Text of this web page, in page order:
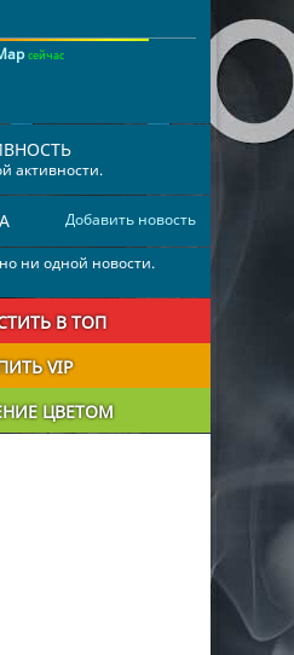
сейчас
активности.
Добавить новость
ни одной новости.
В ТОП
VIP
ЦВЕТОМ